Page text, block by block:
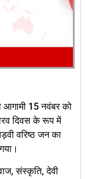
आगामी 15 नवंबर को
दिवस के रूप में
वरिष्ठ जन का
संस्कृति, देवी